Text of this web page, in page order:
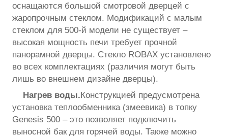
оснащаются большой смотровой дверцей с
жаропрочным стеклом. Модификаций с малым
стеклом для 500-й модели не существует –
высокая мощность печи требует прочной
панорамной дверцы. Стекло ROBAX установлено
во всех комплектациях (различия могут быть
лишь во внешнем дизайне дверцы).
Нагрев воды.Конструкцией предусмотрена
установка теплообменника (змеевика) в топку
Genesis 500 – это позволяет подключить
выносной бак для горячей воды. Также можно